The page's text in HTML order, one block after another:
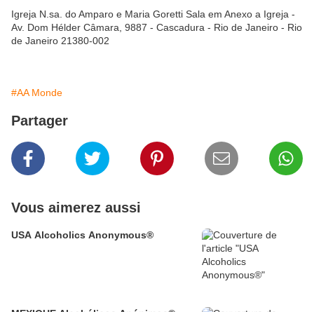
Igreja N.sa. do Amparo e Maria Goretti Sala em Anexo a Igreja -
Av. Dom Hélder Câmara, 9887 - Cascadura - Rio de Janeiro - Rio
de Janeiro 21380-002
#AA Monde
Partager
Vous aimerez aussi
USA Alcoholics Anonymous®